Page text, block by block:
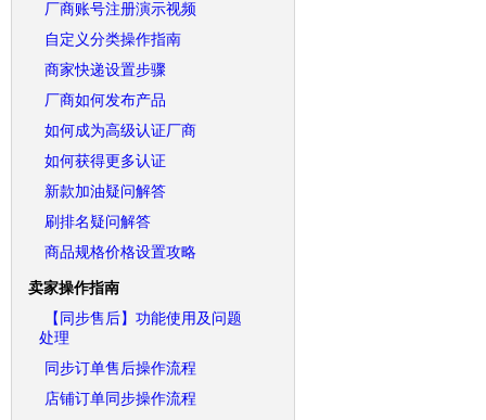
厂商账号注册演示视频
自定义分类操作指南
商家快递设置步骤
厂商如何发布产品
如何成为高级认证厂商
如何获得更多认证
新款加油疑问解答
刷排名疑问解答
商品规格价格设置攻略
卖家操作指南
【同步售后】功能使用及问题
处理
同步订单售后操作流程
店铺订单同步操作流程